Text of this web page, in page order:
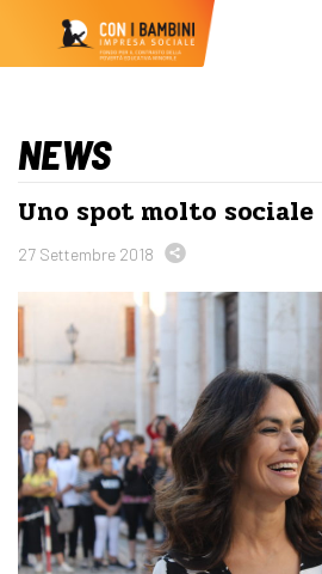
NEWS
Uno spot molto sociale
27 Settembre 2018